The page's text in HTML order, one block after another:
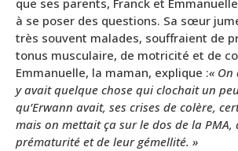
que ses parents, Franck et
à se poser des questions. Sa sœur
très souvent malades, souffraient de
tonus musculaire, de motricité et de
Emmanuelle, la maman, explique :« On
y avait quelque chose qui clochait un
qu’Erwann avait, ses crises de colère,
mais on mettait ça sur le dos de la PMA,
prématurité et de leur gémellité. »